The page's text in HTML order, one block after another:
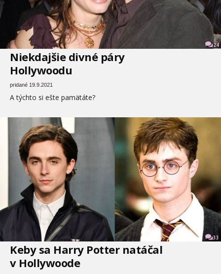
24
Niekdajšie divné páry
Hollywoodu
pridané 19.9.2021
A týchto si ešte pamätáte?
33
Keby sa Harry Potter natáčal
v Hollywoode